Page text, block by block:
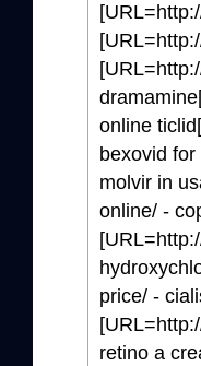
online
bexovid
molvir in
online/ -
price/ -
retino a